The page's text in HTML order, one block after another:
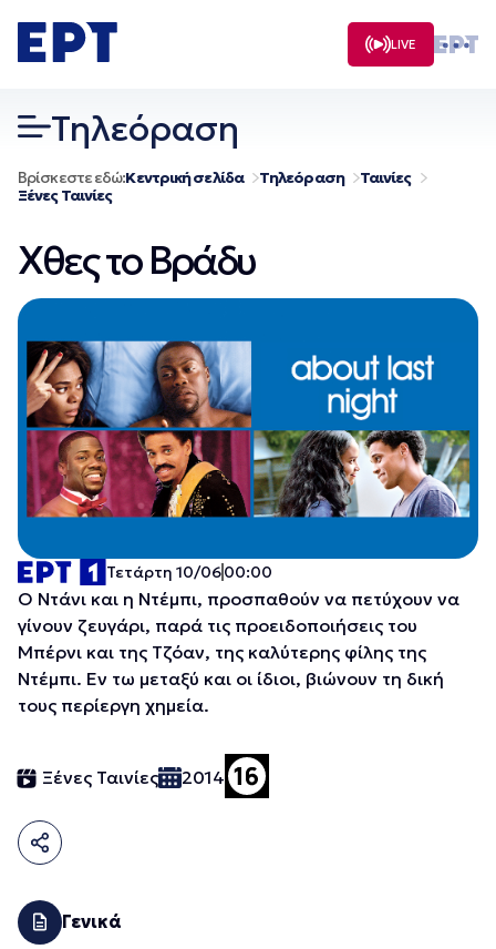
σε
περιεχόμενο
LIVE
Τηλεόραση
Βρίσκεστε εδώ:Κεντρική σελίδα Τηλεόραση
Ταινίες
Ξένες Ταινίες
Χθες το Βράδυ
Τετάρτη 10/0600:00
Ο Ντάνι και η Ντέμπι, προσπαθούν να πετύχουν να
γίνουν ζευγάρι, παρά τις προειδοποιήσεις του
Μπέρνι και της Τζόαν, της καλύτερης φίλης της
Ντέμπι. Εν τω μεταξύ και οι ίδιοι, βιώνουν τη δική
τους περίεργη χημεία.
Ξένες Ταινίες 2014
Γενικά